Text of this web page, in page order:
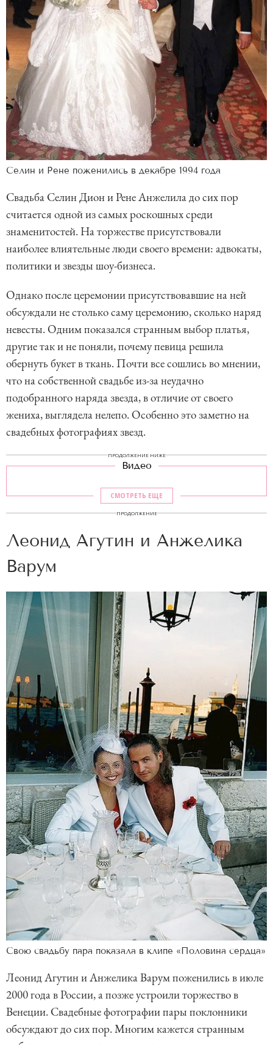
Селин и Рене поженились в декабре 1994 года
Свадьба Селин Дион и Рене Анжелила до сих пор
считается одной из самых роскошных среди
знаменитостей. На торжестве присутствовали
наиболее влиятельные люди своего времени: адвокаты,
политики и звезды шоу-бизнеса.
Однако после церемонии присутствовавшие на ней
обсуждали не столько саму церемонию, сколько наряд
невесты. Одним показался странным выбор платья,
другие так и не поняли, почему певица решила
обернуть букет в ткань. Почти все сошлись во мнении,
что на собственной свадьбе из-за неудачно
подобранного наряда звезда, в отличие от своего
жениха, выглядела нелепо. Особенно это заметно на
свадебных фотографиях звезд.
ПРОДОЛЖЕНИЕ НИЖЕ
Видео
СМОТРЕТЬ ЕЩЕ
ПРОДОЛЖЕНИЕ
Леонид Агутин и Анжелика
Варум
Свою свадьбу пара показала в клипе «Половина сердца»
Леонид Агутин и Анжелика Варум поженились в июле
2000 года в России, а позже устроили торжество в
Венеции. Свадебные фотографии пары поклонники
обсуждают до сих пор. Многим кажется странным